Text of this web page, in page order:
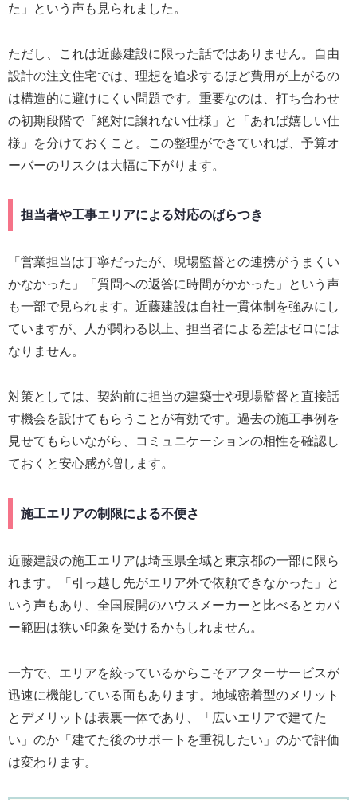
た」という声も見られました。
ただし、これは近藤建設に限った話ではありません。自由
設計の注文住宅では、理想を追求するほど費用が上がるの
は構造的に避けにくい問題です。重要なのは、打ち合わせ
の初期段階で「絶対に譲れない仕様」と「あれば嬉しい仕
様」を分けておくこと。この整理ができていれば、予算オ
ーバーのリスクは大幅に下がります。
担当者や工事エリアによる対応のばらつき
「営業担当は丁寧だったが、現場監督との連携がうまくい
かなかった」「質問への返答に時間がかかった」という声
も一部で見られます。近藤建設は自社一貫体制を強みにし
ていますが、人が関わる以上、担当者による差はゼロには
なりません。
対策としては、契約前に担当の建築士や現場監督と直接話
す機会を設けてもらうことが有効です。過去の施工事例を
見せてもらいながら、コミュニケーションの相性を確認し
ておくと安心感が増します。
施工エリアの制限による不便さ
近藤建設の施工エリアは埼玉県全域と東京都の一部に限ら
れます。「引っ越し先がエリア外で依頼できなかった」と
いう声もあり、全国展開のハウスメーカーと比べるとカバ
ー範囲は狭い印象を受けるかもしれません。
一方で、エリアを絞っているからこそアフターサービスが
迅速に機能している面もあります。地域密着型のメリット
とデメリットは表裏一体であり、「広いエリアで建てた
い」のか「建てた後のサポートを重視したい」のかで評価
は変わります。